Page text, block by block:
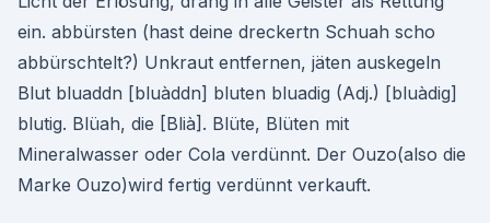
ein. abbürsten (hast deine dreckertn Schuah scho
abbürschtelt?) Unkraut entfernen, jäten auskegeln
Blut bluaddn [bluàddn] bluten bluadig (Adj.) [bluàdig]
blutig. Blüah, die [Blià]. Blüte, Blüten mit
Mineralwasser oder Cola verdünnt. Der Ouzo(also die
Marke Ouzo)wird fertig verdünnt verkauft.